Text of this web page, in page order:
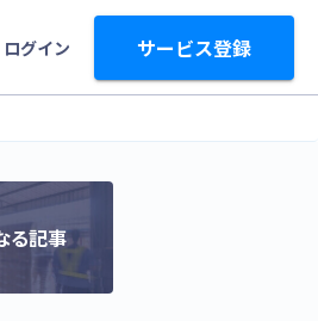
ログイン サービス登録
る記事